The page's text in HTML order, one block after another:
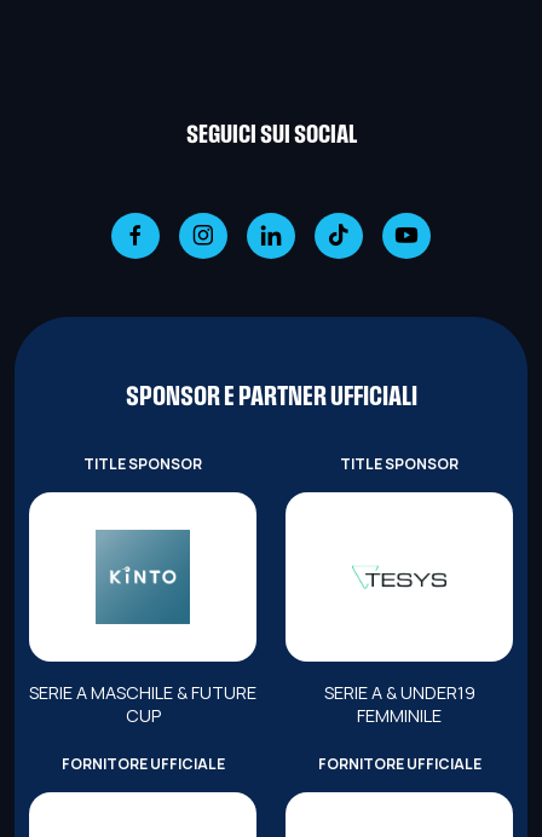
SEGUICI SUI SOCIAL
SPONSOR E PARTNER UFFICIALI
TITLE SPONSOR
SERIE A MASCHILE & FUTURE
CUP
TITLE SPONSOR
SERIE A & UNDER19
FEMMINILE
FORNITORE UFFICIALE FORNITORE UFFICIALE